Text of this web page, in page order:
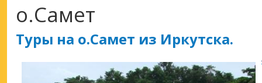
о.Самет
Туры на о.Самет из Иркутска.